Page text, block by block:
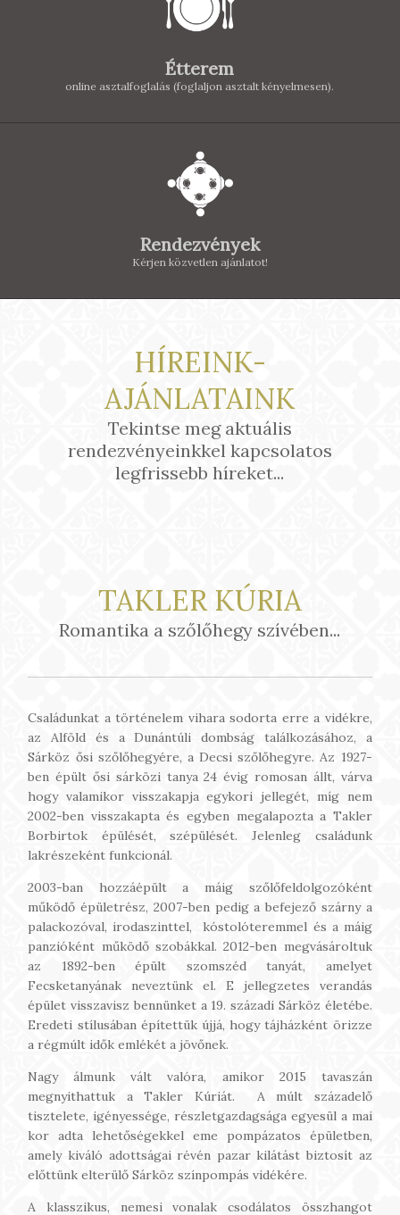
Étterem
online asztalfoglalás (foglaljon asztalt kényelmesen).
Rendezvények
Kérjen közvetlen ajánlatot!
HÍREINK-
AJÁNLATAINK
Tekintse meg aktuális
rendezvényeinkkel kapcsolatos
legfrissebb híreket...
TAKLER KÚRIA
Romantika a szőlőhegy szívében...
Családunkat a történelem vihara sodorta erre a vidékre,
az Alföld és a Dunántúli dombság találkozásához, a
Sárköz ősi szőlőhegyére, a Decsi szőlőhegyre. Az 1927-
ben épült ősi sárközi tanya 24 évig romosan állt, várva
hogy valamikor visszakapja egykori jellegét, míg nem
2002-ben visszakapta és egyben megalapozta a Takler
Borbirtok épülését, szépülését. Jelenleg családunk
lakrészeként funkcionál.
2003-ban hozzáépült a máig szőlőfeldolgozóként
működő épületrész, 2007-ben pedig a befejező szárny a
palackozóval, irodaszinttel, kóstolóteremmel és a máig
panzióként működő szobákkal. 2012-ben megvásároltuk
az 1892-ben épült szomszéd tanyát, amelyet
Fecsketanyának neveztünk el. E jellegzetes verandás
épület visszavisz bennünket a 19. századi Sárköz életébe.
Eredeti stílusában építettük újjá, hogy tájházként örizze
a régmúlt idők emlékét a jövőnek.
Nagy álmunk vált valóra, amikor 2015 tavaszán
megnyithattuk a Takler Kúriát. A múlt századelő
tisztelete, igényessége, részletgazdagsága egyesül a mai
kor adta lehetőségekkel eme pompázatos épületben,
amely kiváló adottságai révén pazar kilátást biztosít az
előttünk elterülő Sárköz színpompás vidékére.
A klasszikus, nemesi vonalak csodálatos összhangot